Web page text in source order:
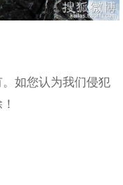
如您认为我们侵犯